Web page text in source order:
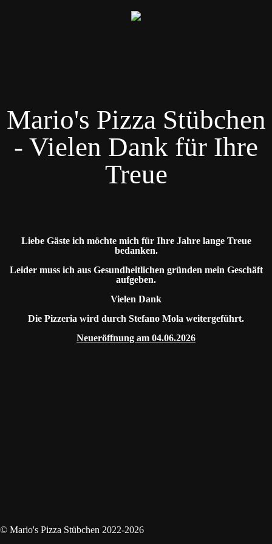
Mario's Pizza Stübchen
- Vielen Dank für Ihre
Treue
Liebe Gäste ich möchte mich für Ihre Jahre lange Treue
bedanken.
Leider muss ich aus Gesundheitlichen gründen mein Geschäft
aufgeben.
Vielen Dank
Die Pizzeria wird durch Stefano Mola weitergeführt.
Neueröffnung am 04.06.2026
© Mario's Pizza Stübchen 2022-2026